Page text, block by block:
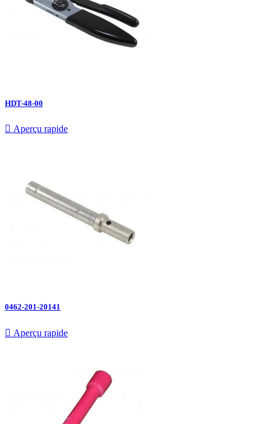
HDT-48-00
 Aperçu rapide
0462-201-20141
 Aperçu rapide